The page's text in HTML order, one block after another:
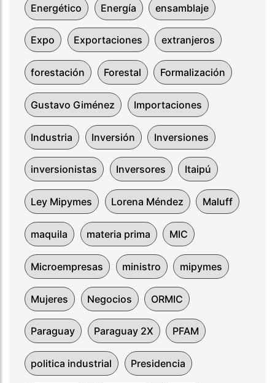
Energético Energía ensamblaje
Expo Exportaciones extranjeros
forestación Forestal Formalización
Gustavo Giménez Importaciones
Industria Inversión Inversiones
inversionistas Inversores Itaipú
Ley Mipymes Lorena Méndez Maluff
maquila materia prima MIC
Microempresas ministro mipymes
Mujeres Negocios ORMIC
Paraguay Paraguay 2X PFAM
politica industrial Presidencia